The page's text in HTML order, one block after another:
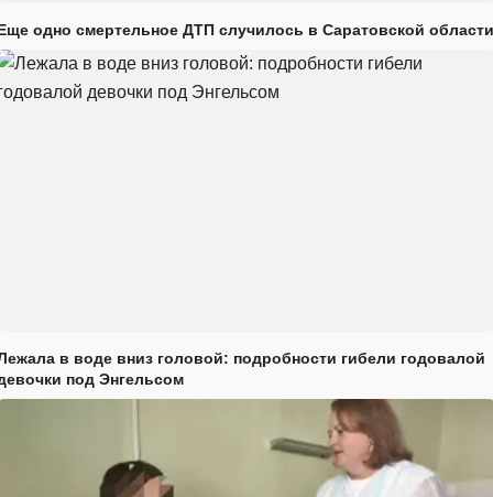
одно смертельное ДТП случилось в Саратовской области
в воде вниз головой: подробности гибели годовалой
под Энгельсом